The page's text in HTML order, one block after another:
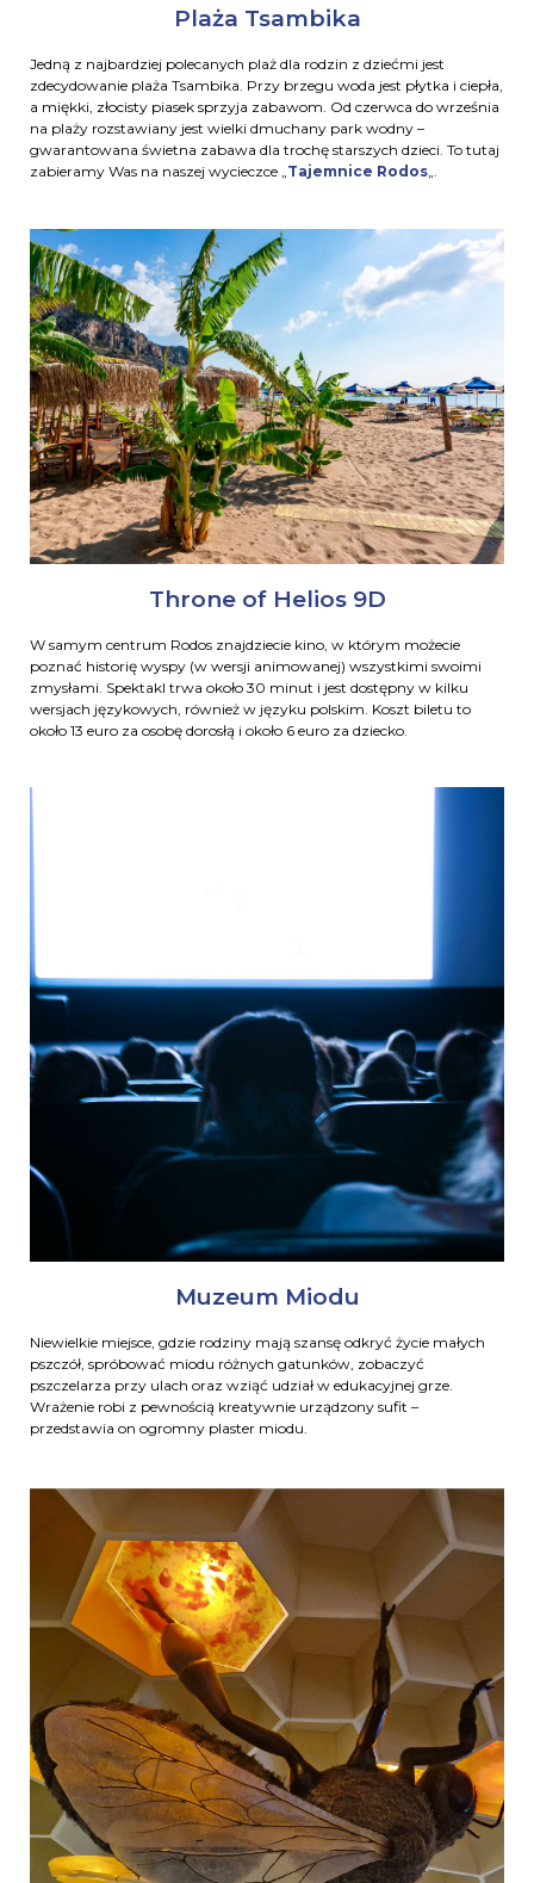
Plaża Tsambika
Jedną z najbardziej polecanych plaż dla rodzin z dziećmi jest
zdecydowanie plaża Tsambika. Przy brzegu woda jest płytka i ciepła,
a miękki, złocisty piasek sprzyja zabawom. Od czerwca do września
na plaży rozstawiany jest wielki dmuchany park wodny –
gwarantowana świetna zabawa dla trochę starszych dzieci. To tutaj
zabieramy Was na naszej wycieczce „ Tajemnice Rodos
Throne of Helios 9D
W samym centrum Rodos znajdziecie kino, w którym możecie
poznać historię wyspy (w wersji animowanej) wszystkimi swoimi
zmysłami. Spektakl trwa około 30 minut i jest dostępny w kilku
wersjach językowych, również w języku polskim. Koszt biletu to
około 13 euro za osobę dorosłą i około 6 euro za dziecko.
Muzeum Miodu
Niewielkie miejsce, gdzie rodziny mają szansę odkryć życie małych
pszczół, spróbować miodu różnych gatunków, zobaczyć
pszczelarza przy ulach oraz wziąć udział w edukacyjnej grze.
Wrażenie robi z pewnością kreatywnie urządzony sufit –
przedstawia on ogromny plaster miodu.